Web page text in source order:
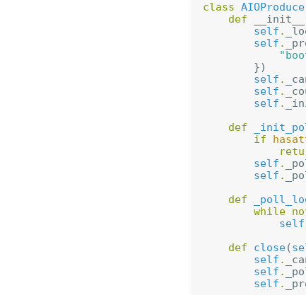
class
def
__init__
self .
self .
})
self .
self .
self .
def
if
self .
self .
def
while
self
def
close(
self .
self .
self .